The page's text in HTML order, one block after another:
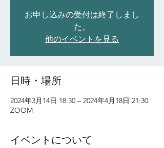
お申し込みの受付は終了しまし
た。
他のイベントを見る
日時・場所
2024年3月14日 18:30 – 2024年4月18日 21:30
ZOOM
イベントについて